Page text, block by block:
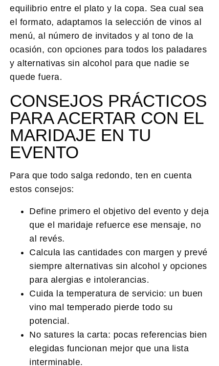
equilibrio entre el plato y la copa. Sea cual sea
el formato, adaptamos la selección de vinos al
menú, al número de invitados y al tono de la
ocasión, con opciones para todos los paladares
y alternativas sin alcohol para que nadie se
quede fuera.
CONSEJOS PRÁCTICOS
PARA ACERTAR CON EL
MARIDAJE EN TU
EVENTO
Para que todo salga redondo, ten en cuenta
estos consejos:
Define primero el objetivo del evento y deja
que el maridaje refuerce ese mensaje, no
al revés.
Calcula las cantidades con margen y prevé
siempre alternativas sin alcohol y opciones
para alergias e intolerancias.
Cuida la temperatura de servicio: un buen
vino mal temperado pierde todo su
potencial.
No satures la carta: pocas referencias bien
elegidas funcionan mejor que una lista
interminable.